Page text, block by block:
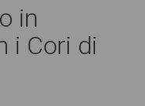
in
i Cori di